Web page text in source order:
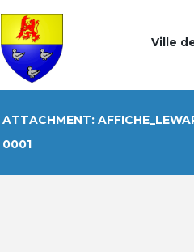
Ville
ATTACHMENT:
0001